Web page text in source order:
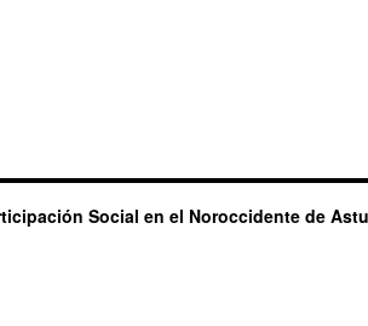
Social en el Noroccidente de